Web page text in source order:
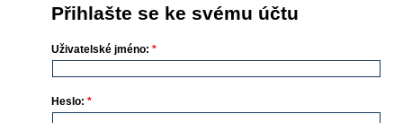
Přihlašte se ke svému účtu
Uživatelské jméno:*
Heslo:*